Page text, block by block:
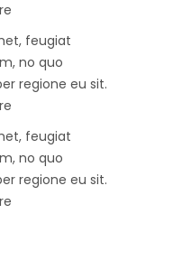
feugiat
no quo
regione eu sit.
feugiat
no quo
regione eu sit.